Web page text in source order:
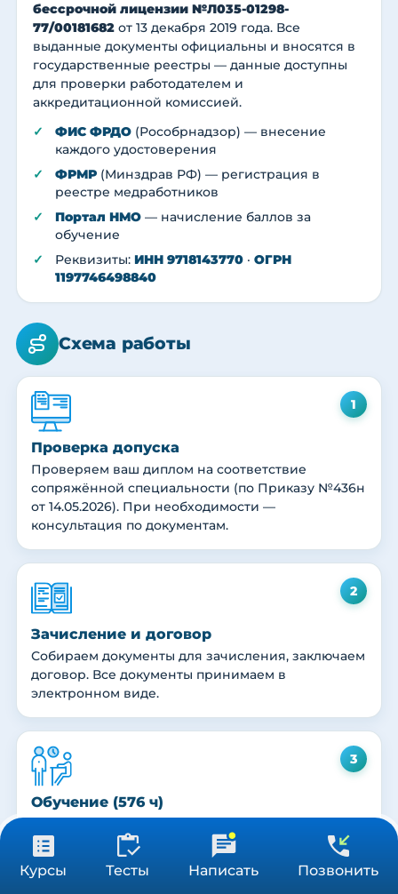
Курсы Тесты Написать Позвонить
бессрочной лицензии №Л035-01298-
77/00181682 от 13 декабря 2019 года. Все
выданные документы официальны и вносятся в
государственные реестры — данные доступны
для проверки работодателем и
аккредитационной комиссией.
ФИС ФРДО (Рособрнадзор) — внесение
каждого удостоверения
ФРМР (Минздрав РФ) — регистрация в
реестре медработников
Портал НМО — начисление баллов за
обучение
Реквизиты: ИНН 9718143770 · ОГРН
1197746498840
Схема работы
1
Проверка допуска
Проверяем ваш диплом на соответствие
сопряжённой специальности (по Приказу №436н
от 14.05.2026). При необходимости —
консультация по документам.
2
Зачисление и договор
Собираем документы для зачисления, заключаем
договор. Все документы принимаем в
электронном виде.
3
Обучение (576 ч)
среднем 3-4 месяца). Куратор ведёт от заявки до
итоговой аттестации. Пересдачи бесплатны.
31 900 ₽
576 ч Получить консультацию
местоположении, IP адресе и файлах cookies. Продолжая пользоваться
сайтом, вы даете
на обработку указанных персональных данных.